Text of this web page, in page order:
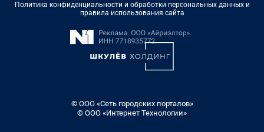
Политика конфиденциальности и обработки персональных данных и
правила использования сайта
© ООО «Сеть городских порталов»
© ООО «Интернет Технологии»